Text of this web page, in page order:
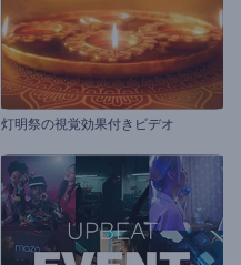
灯明祭の視覚効果付きビデオ